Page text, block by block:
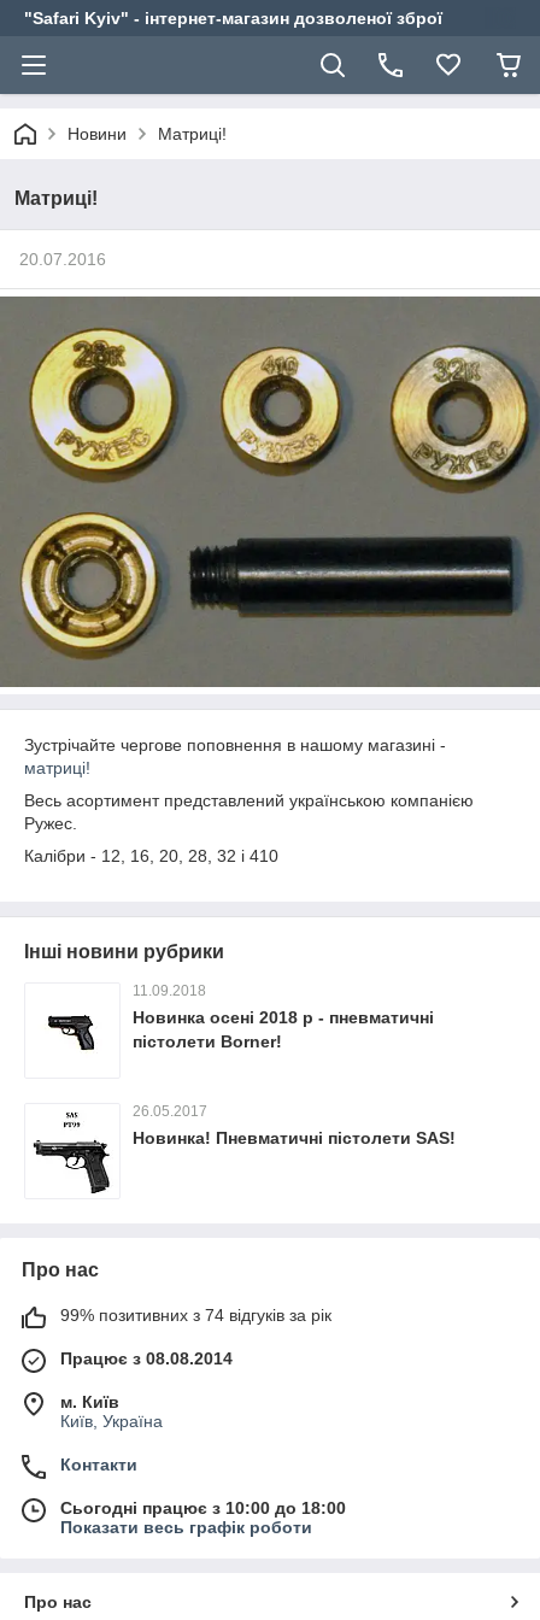
"Safari Kyiv" - інтернет-магазин дозволеної зброї
Новини Матриці!
Матриці!
20.07.2016
Зустрічайте чергове поповнення в нашому магазині -
матриці!
Весь асортимент представлений українською компанією
Ружес.
Калібри - 12, 16, 20, 28, 32 і 410
Інші новини рубрики
11.09.2018
Новинка осені 2018 р - пневматичні
пістолети Borner!
26.05.2017
Новинка! Пневматичні пістолети SAS!
Про нас
99% позитивних з 74 відгуків за рік
Працює з 08.08.2014
м. Київ
Київ, Україна
Контакти
Сьогодні працює з 10:00 до 18:00
Показати весь графік роботи
Про нас